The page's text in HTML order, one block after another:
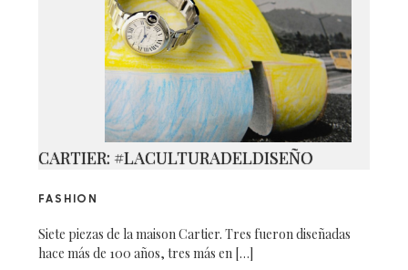
CARTIER: #LACULTURADELDISEÑO
FASHION
Siete piezas de la maison Cartier. Tres fueron diseñadas
hace más de 100 años, tres más en […]